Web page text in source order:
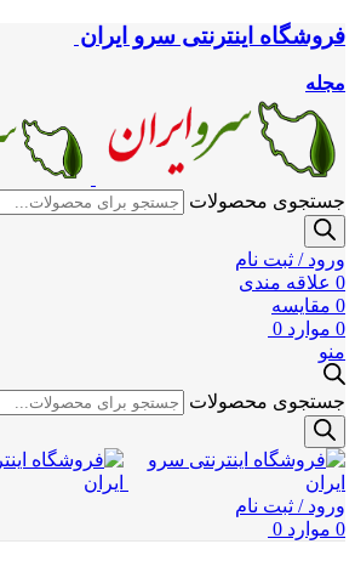
فروشگاه اینترنتی سرو ایران
مجله
جستجوی محصولات
ورود / ثبت نام
0 علاقه مندی
0 مقایسه
0 موارد 0
منو
جستجوی محصولات
ورود / ثبت نام
0 موارد 0